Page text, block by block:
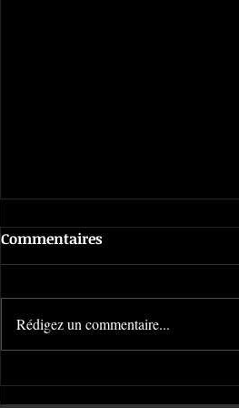
American Body Art #1474
Commentaires
Rédigez un commentaire...